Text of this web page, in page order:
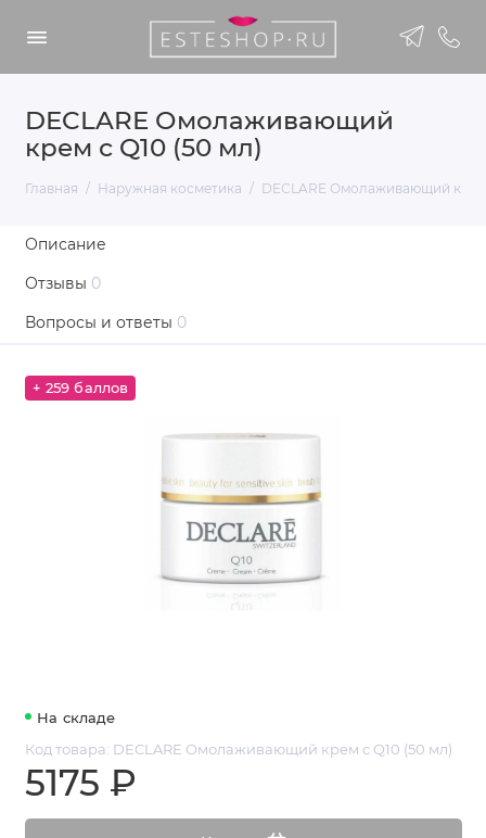
DECLARE Омолаживающий
крем с Q10 (50 мл)
Главная Наружная косметика DECLARE Омолаживающий крем
Описание
Отзывы 0
Вопросы и ответы 0
+ 259 баллов
На складе
Код товара: DECLARE Омолаживающий крем с Q10 (50 мл)
5175 ₽